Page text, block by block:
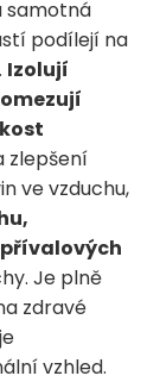
samotná
podílejí na
Izolují
zlepšení
ve vzduchu,
Je plně
zdravé
vzhled.